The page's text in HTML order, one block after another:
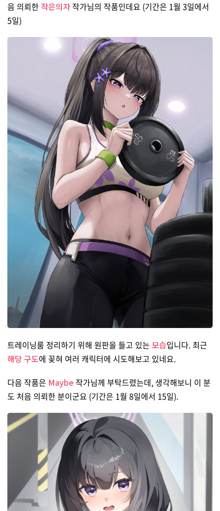
음 의뢰한 작은의자 작가님의 작품인데요 (기간은 1월 3일에서
5일)
트레이닝룸 정리하기 위해 원판을 들고 있는 모습입니다. 최근
해당 구도에 꽂혀 여러 캐릭터에 시도해보고 있네요.
다음 작품은 Maybe 작가님께 부탁드렸는데, 생각해보니 이 분
도 처음 의뢰한 분이군요 (기간은 1월 8일에서 15일).